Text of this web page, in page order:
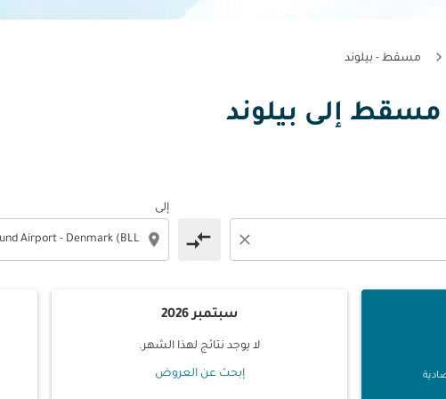
مسقط - بيلوند
مسقط إلى بيلوند
close
compare_arrows
إلى
location_on
سبتمبر 2026
لا يوجد نتائج لهذا الشهر.
إبحث عن العروض